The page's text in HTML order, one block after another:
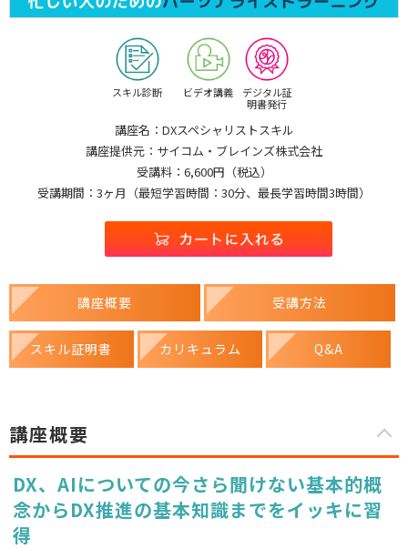
スキル診断 ビデオ講義
デジタル証
明書発行
講座名：DXスペシャリストスキル
講座提供元：サイコム・ブレインズ株式会社
受講料：6,600円（税込）
受講期間：3ヶ月（最短学習時間：30分、最長学習時間3時間）
講座概要 受講方法
スキル証明書 カリキュラム Q&A
講座概要
DX、AIについての今さら聞けない基本的概
念からDX推進の基本知識までをイッキに習
得